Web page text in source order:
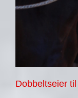
Dobbeltseier